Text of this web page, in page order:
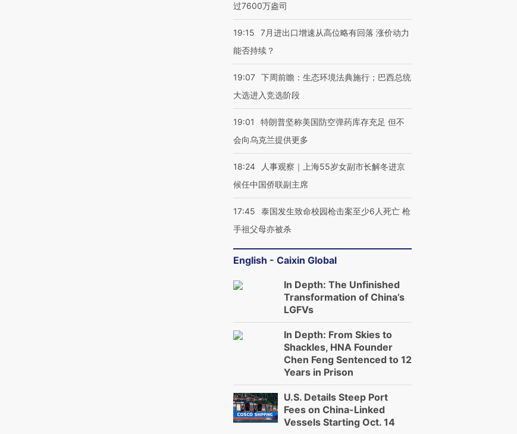
过7600万盎司
19:15
7月进出口增速从高位略有回落 涨价动力
能否持续？
19:07 下周前瞻：生态环境法典施行；巴西总统
大选进入竞选阶段
19:01
特朗普坚称美国防空弹药库存充足 但不
会向乌克兰提供更多
18:24
人事观察｜上海55岁女副市长解冬进京
候任中国侨联副主席
17:45
泰国发生致命校园枪击案至少6人死亡 枪
手祖父母亦被杀
English - Caixin Global
In Depth: The Unfinished
Transformation of China’s
LGFVs
In Depth: From Skies to
Shackles, HNA Founder
Chen Feng Sentenced to 12
Years in Prison
U.S. Details Steep Port
Fees on China-Linked
Vessels Starting Oct. 14